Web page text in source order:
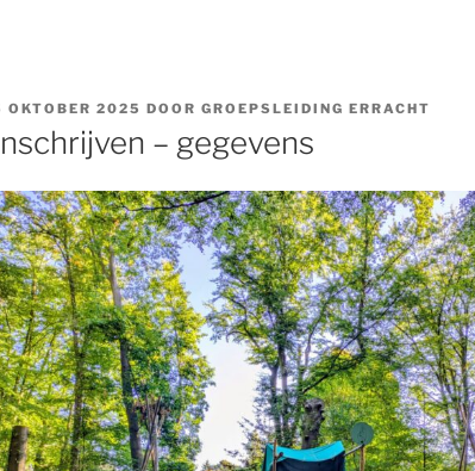
OKTOBER 2025 DOOR GROEPSLEIDING ERRACHT
– gegevens